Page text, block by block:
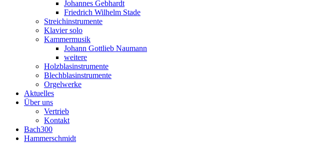
Johannes Gebhardt
Friedrich Wilhelm Stade
Streichinstrumente
Klavier solo
Kammermusik
Johann Gottlieb Naumann
weitere
Holzblasinstrumente
Blechblasinstrumente
Orgelwerke
Aktuelles
Über uns
Vertrieb
Kontakt
Bach300
Hammerschmidt